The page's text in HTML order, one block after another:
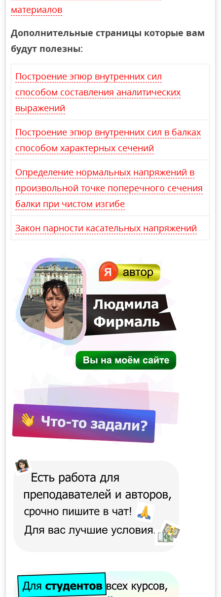
материалов
Дополнительные страницы которые вам
будут полезны:
Построение эпюр внутренних сил
способом составления аналитических
выражений
Построение эпюр внутренних сил в балках
способом характерных сечений
Определение нормальных напряжений в
произвольной точке поперечного сечения
балки при чистом изгибе
Закон парности касательных напряжений